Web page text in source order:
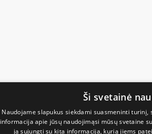
Ši svetainė
Naudojame slapukus siekdami suasmeninti
informacija apie jūsų naudojimąsi mūsų svetaine
ją sujungti su kita informacija, kurią jiems